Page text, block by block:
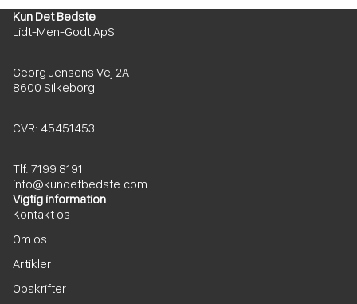
Kun Det Bedste
Lidt-Men-Godt ApS
Georg Jensens Vej 2A
8600 Silkeborg
CVR: 45451453
Tlf. 7199 8191
info@kundetbedste.com
Vigtig information
Kontakt os
Om os
Artikler
Opskrifter